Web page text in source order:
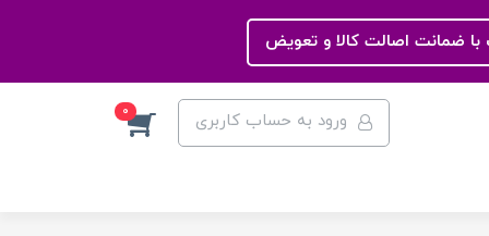
ضمانت اصالت کالا و تعویض
ورود به حساب کاربری 0